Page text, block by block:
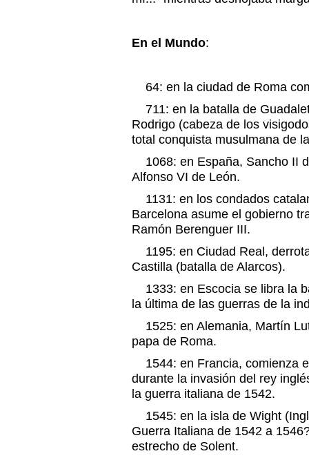
En el Mundo:
64: en la ciudad de Roma
711: en la batalla de
Rodrigo (cabeza de los
total conquista musulmana de
1068: en España, Sancho II
Alfonso VI de León.
1131: en los condados
Barcelona asume el gobierno
Ramón Berenguer III.
1195: en Ciudad Real,
Castilla (batalla de Alarcos).
1333: en Escocia se libra la
la última de las guerras de la
1525: en Alemania, Martín
papa de Roma.
1544: en Francia, comienza
durante la invasión del rey
la guerra italiana de 1542.
1545: en la isla de Wight
Guerra Italiana de 1542 a
estrecho de Solent.